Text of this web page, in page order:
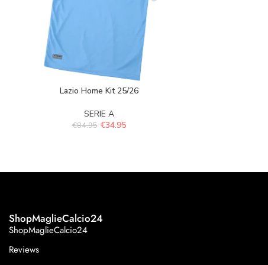
Lazio Home Kit 25/26
SERIE A
€84.95 €34.95
ShopMaglieCalcio24
ShopMaglieCalcio24
Reviews